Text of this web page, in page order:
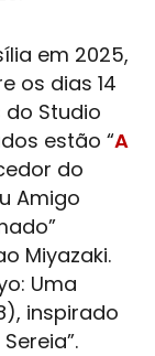
em 2025,
os dias 14
do Studio
estão “A
do
Amigo
Miyazaki.
Uma
inspirado